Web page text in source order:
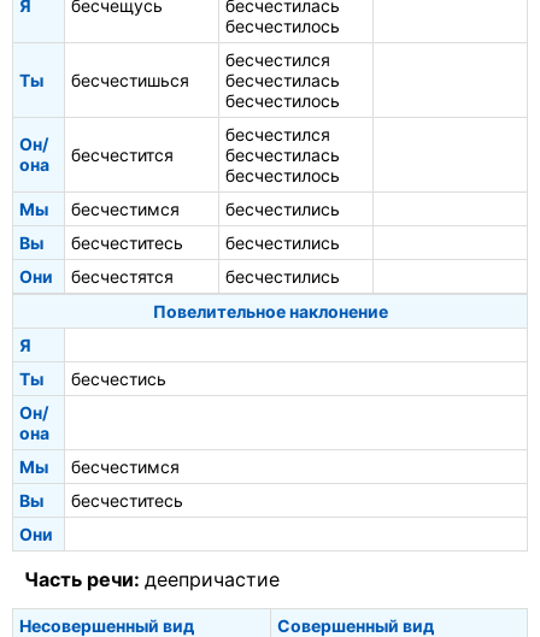
Я бесчещусь
бесчестилась
бесчестилось
Ты бесчестишься
бесчестился
бесчестилась
бесчестилось
Он/
она
бесчестится
бесчестился
бесчестилась
бесчестилось
Мы
бесчестимся
бесчестились
Вы
бесчеститесь
бесчестились
Они
бесчестятся
бесчестились
Повелительное наклонение
Я
Ты
бесчестись
Он/
она
Мы
бесчестимся
Вы
бесчеститесь
Они
Часть речи: деепричастие
Несовершенный вид
Совершенный вид